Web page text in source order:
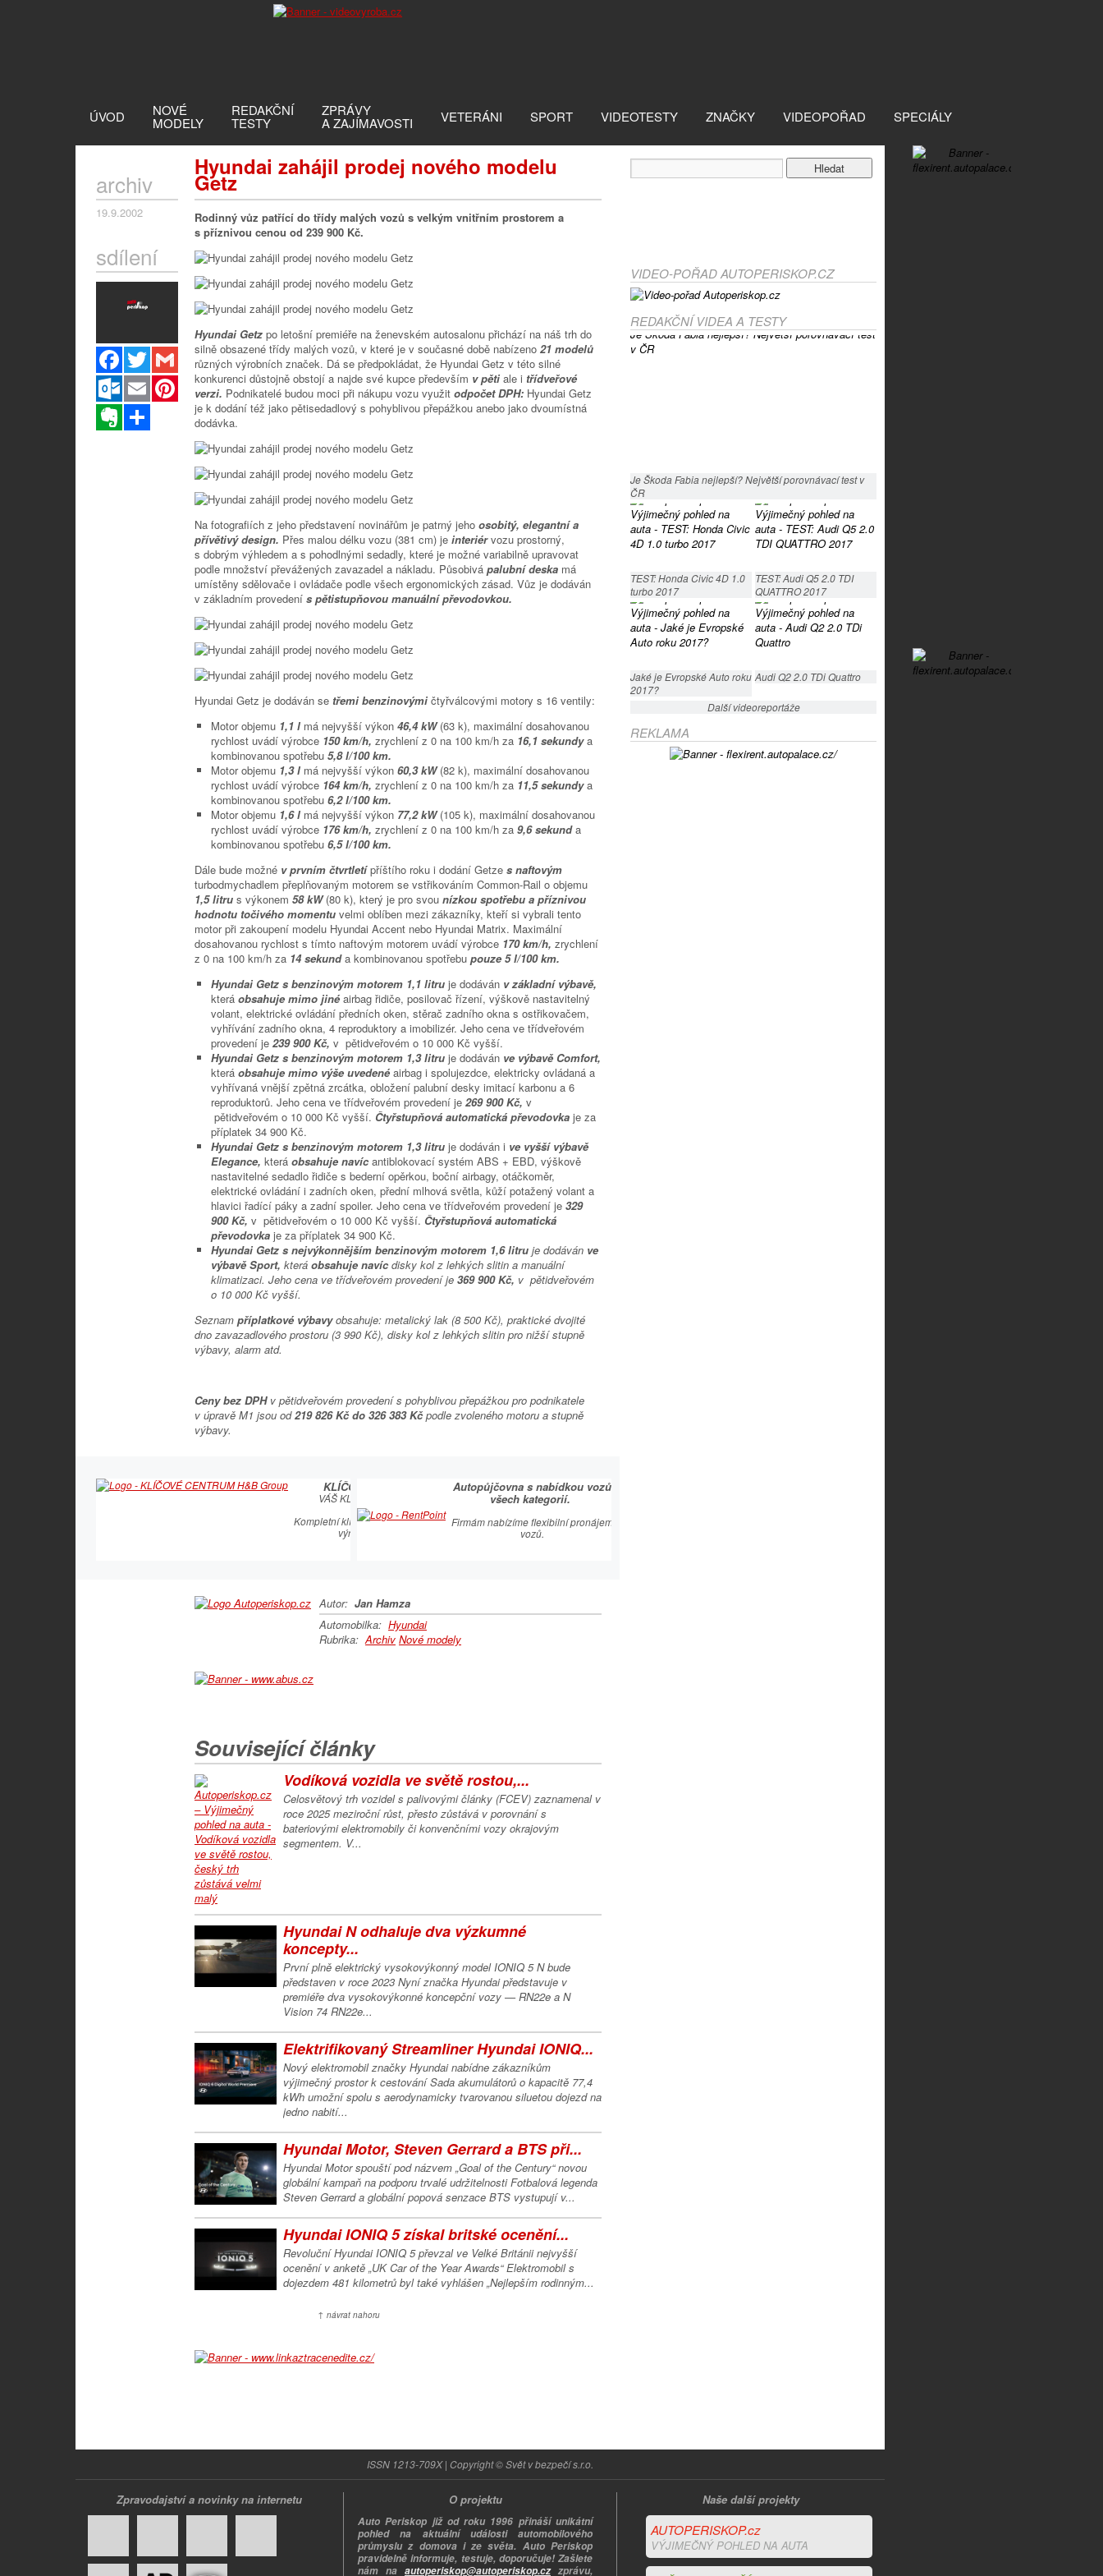
ÚVOD NOVÉ
MODELY
REDAKČNÍ
TESTY
ZPRÁVY
A ZAJÍMAVOSTI VETERÁNI SPORT VIDEOTESTY ZNAČKY VIDEOPOŘAD SPECIÁLY
Hyundai zahájil prodej nového modelu
Getz
archiv
19.9.2002
sdílení
Facebook
Twitter
Gmail
Outlook.com
Email
Pinterest
Evernote
Rodinný vůz patřící do třídy malých vozů s velkým vnitřním prostorem a
s příznivou cenou od 239 900 Kč.
Hyundai Getz po letošní premiéře na ženevském autosalonu přichází na náš trh do
silně obsazené třídy malých vozů, v které je v současné době nabízeno 21 modelů
různých výrobních značek. Dá se předpokládat, že Hyundai Getz v této silné
konkurenci důstojně obstojí a najde své kupce především v pěti ale i třídveřové
verzi. Podnikatelé budou moci při nákupu vozu využit odpočet DPH: Hyundai Getz
je k dodání též jako pětisedadlový s pohyblivou přepážkou anebo jako dvoumístná
dodávka.
Na fotografiích z jeho představení novinářům je patrný jeho osobitý, elegantní a
přívětivý design. Přes malou délku vozu (381 cm) je interiérvozu prostorný,
s dobrým výhledem a s pohodlnými sedadly, které je možné variabilně upravovat
podle množství převážených zavazadel a nákladu. Působivá palubní deska má
umístěny sdělovače i ovládače podle všech ergonomických zásad. Vůz je dodáván
v základním provedení s pětistupňovou manuální převodovkou.
Hyundai Getz je dodáván se třemi benzinovými čtyřválcovými motory s 16 ventily:
Motor objemu 1,1 l má nejvyšší výkon 46,4 kW(63 k), maximální dosahovanou
rychlost uvádí výrobce 150 km/h, zrychlení z 0 na 100 km/h za 16,1 sekundya
kombinovanou spotřebu 5,8 l/100 km.
Motor objemu 1,3 l má nejvyšší výkon 60,3 kW(82 k), maximální dosahovanou
rychlost uvádí výrobce 164 km/h, zrychlení z 0 na 100 km/h za 11,5 sekundya
kombinovanou spotřebu 6,2 l/100 km.
Motor objemu 1,6 l má nejvyšší výkon 77,2 kW(105 k), maximální dosahovanou
rychlost uvádí výrobce 176 km/h, zrychlení z 0 na 100 km/h za 9,6 sekunda
kombinovanou spotřebu 6,5 l/100 km.
Dále bude možné v prvním čtvrtletípříštího roku i dodání Getze s naftovým
turbodmychadlem přeplňovaným motorem se vstřikováním Common-Rail o objemu
1,5 litru s výkonem 58 kW(80 k), který je pro svou nízkou spotřebu a příznivou
hodnotu točivého momentu velmi oblíben mezi zákazníky, kteří si vybrali tento
motor při zakoupení modelu Hyundai Accent nebo Hyundai Matrix. Maximální
dosahovanou rychlost s tímto naftovým motorem uvádí výrobce 170 km/h, zrychlení
z 0 na 100 km/h za 14 sekunda kombinovanou spotřebu pouze 5 l/100 km.
Hyundai Getz s benzinovým motorem 1,1 litru je dodáván v základní výbavě,
která obsahuje mimo jiné airbag řidiče, posilovač řízení, výškově nastavitelný
volant, elektrické ovládání předních oken, stěrač zadního okna s ostřikovačem,
vyhřívání zadního okna, 4 reproduktory a imobilizér. Jeho cena ve třídveřovém
provedení je 239 900 Kč, v pětidveřovém o 10 000 Kč vyšší.
Hyundai Getz s benzinovým motorem 1,3 litru je dodáván ve výbavě Comfort,
která obsahuje mimo výše uvedené airbag i spolujezdce, elektricky ovládaná a
vyhřívaná vnější zpětná zrcátka, obložení palubní desky imitací karbonu a 6
reproduktorů. Jeho cena ve třídveřovém provedení je 269 900 Kč, v
pětidveřovém o 10 000 Kč vyšší. Čtyřstupňová automatická převodovka je za
příplatek 34 900 Kč.
Hyundai Getz s benzinovým motorem 1,3 litru je dodáván i ve vyšší výbavě
Elegance, která obsahuje navícantiblokovací systém ABS + EBD, výškově
nastavitelné sedadlo řidiče s bederní opěrkou, boční airbagy, otáčkoměr,
elektrické ovládání i zadních oken, přední mlhová světla, kůží potažený volant a
hlavici řadící páky a zadní spoiler. Jeho cena ve třídveřovém provedení je 329
900 Kč, v pětidveřovém o 10 000 Kč vyšší. Čtyřstupňová automatická
převodovka je za příplatek 34 900 Kč.
Hyundai Getz s nejvýkonnějším benzinovým motorem 1,6 litru je dodáván ve
výbavě Sport, která obsahuje navícdisky kol z lehkých slitin a manuální
klimatizaci. Jeho cena ve třídveřovém provedení je 369 900 Kč, v pětidveřovém
o 10 000 Kč vyšší.
Seznam příplatkové výbavyobsahuje: metalický lak (8 500 Kč), praktické dvojité
dno zavazadlového prostoru (3 990 Kč), disky kol z lehkých slitin pro nižší stupně
výbavy, alarm atd.
Ceny bez DPH v pětidveřovém provedení s pohyblivou přepážkou pro podnikatele
v úpravě M1 jsou od219 826 Kč do 326 383 Kčpodle zvoleného motoru a stupně
výbavy.
KLÍČOVÉ CENTRUM
VÁŠ KLÍČOVÝ PARTNER
Kompletní klíčařský sortiment včetně
výroby autoklíčů
Autopůjčovna s nabídkou vozů
všech kategorií.
Firmám nabízíme flexibilní pronájem
vozů.
Autor: Jan Hamza
Automobilka: Hyundai
Rubrika: Archiv Nové modely
Související články
Vodíková vozidla ve světě rostou,...
Celosvětový trh vozidel s palivovými články (FCEV) zaznamenal v
roce 2025 meziroční růst, přesto zůstává v porovnání s
bateriovými elektromobily či konvenčními vozy okrajovým
segmentem. V...
Hyundai N odhaluje dva výzkumné
koncepty...
První plně elektrický vysokovýkonný model IONIQ 5 N bude
představen v roce 2023 Nyní značka Hyundai představuje v
premiéře dva vysokovýkonné koncepční vozy — RN22e a N
Vision 74 RN22e...
Elektrifikovaný Streamliner Hyundai IONIQ...
Nový elektromobil značky Hyundai nabídne zákazníkům
výjimečný prostor k cestování Sada akumulátorů o kapacitě 77,4
kWh umožní spolu s aerodynamicky tvarovanou siluetou dojezd na
jedno nabití...
Hyundai Motor, Steven Gerrard a BTS při...
Hyundai Motor spouští pod názvem „Goal of the Century“ novou
globální kampaň na podporu trvalé udržitelnosti Fotbalová legenda
Steven Gerrard a globální popová senzace BTS vystupují v...
Hyundai IONIQ 5 získal britské ocenění...
Revoluční Hyundai IONIQ 5 převzal ve Velké Británii nejvyšší
ocenění v anketě „UK Car of the Year Awards“ Elektromobil s
dojezdem 481 kilometrů byl také vyhlášen „Nejlepším rodinným...
↑ návrat nahoru
VIDEO-POŘAD AUTOPERISKOP.CZ
REDAKČNÍ VIDEA A TESTY
Je Škoda Fabia nejlepší? Největší porovnávací test v
ČR
TEST: Honda Civic 4D 1.0
turbo 2017
TEST: Audi Q5 2.0 TDI
QUATTRO 2017
Jaké je Evropské Auto roku
2017?
Audi Q2 2.0 TDi Quattro
Další videoreportáže
REKLAMA
ISSN 1213-709X | Copyright © Svět v bezpečí s.r.o.
Zpravodajství a novinky na internetu Naše další projekty
AUTOPERISKOP.cz
VÝJIMEČNÝ POHLED NA AUTA
O projektu
Auto Periskop již od roku 1996 přináší unikátní
pohled na aktuální události automobilového
průmyslu z domova i ze světa. Auto Periskop
pravidelně informuje, testuje, doporučuje! Zašlete
nám na autoperiskop@autoperiskop.czzprávu,